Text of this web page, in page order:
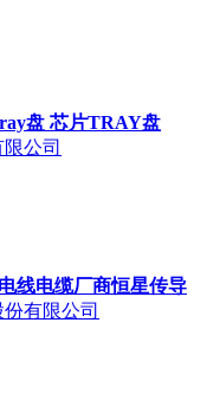
盘 芯片TRAY盘
公司
线电缆厂商恒星传导
有限公司